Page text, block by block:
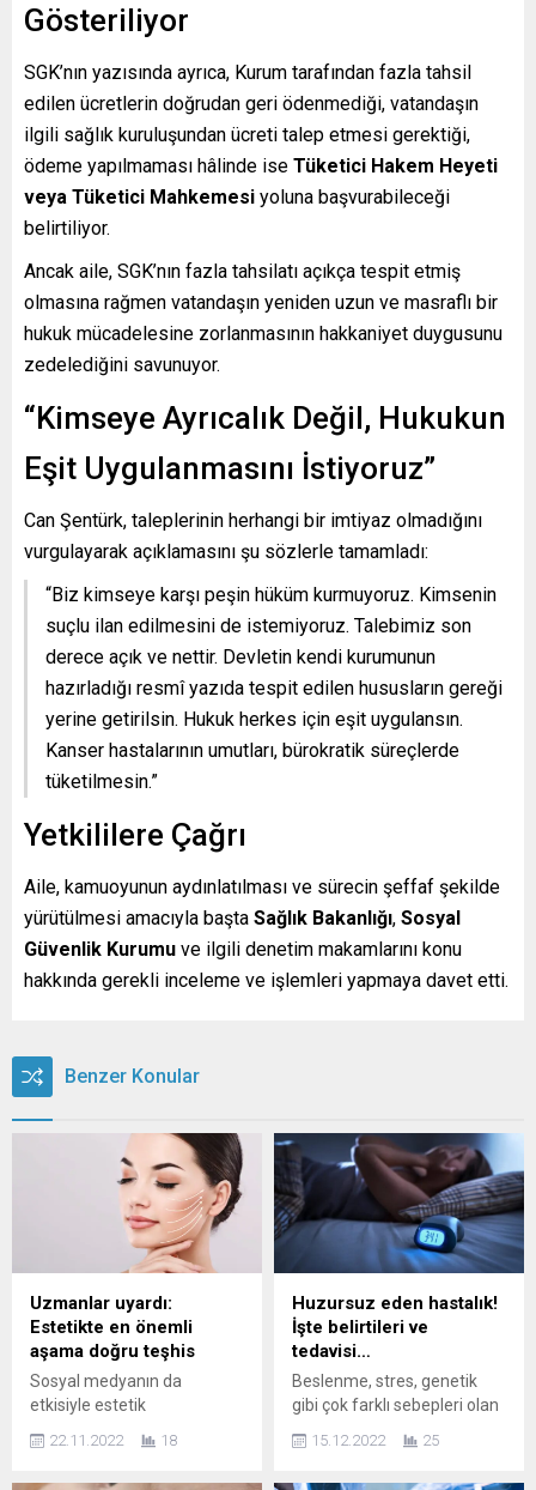
Gösteriliyor
SGK’nın yazısında ayrıca, Kurum tarafından fazla tahsil
edilen ücretlerin doğrudan geri ödenmediği, vatandaşın
ilgili sağlık kuruluşundan ücreti talep etmesi gerektiği,
ödeme yapılmaması hâlinde ise Tüketici Hakem Heyeti
veya Tüketici Mahkemesi yoluna başvurabileceği
belirtiliyor.
Ancak aile, SGK’nın fazla tahsilatı açıkça tespit etmiş
olmasına rağmen vatandaşın yeniden uzun ve masraflı bir
hukuk mücadelesine zorlanmasının hakkaniyet duygusunu
zedelediğini savunuyor.
“Kimseye Ayrıcalık Değil, Hukukun
Eşit Uygulanmasını İstiyoruz”
Can Şentürk, taleplerinin herhangi bir imtiyaz olmadığını
vurgulayarak açıklamasını şu sözlerle tamamladı:
“Biz kimseye karşı peşin hüküm kurmuyoruz. Kimsenin
suçlu ilan edilmesini de istemiyoruz. Talebimiz son
derece açık ve nettir. Devletin kendi kurumunun
hazırladığı resmî yazıda tespit edilen hususların gereği
yerine getirilsin. Hukuk herkes için eşit uygulansın.
Kanser hastalarının umutları, bürokratik süreçlerde
tüketilmesin.”
Yetkililere Çağrı
Aile, kamuoyunun aydınlatılması ve sürecin şeffaf şekilde
yürütülmesi amacıyla başta Sağlık Bakanlığı, Sosyal
Güvenlik Kurumu ve ilgili denetim makamlarını konu
hakkında gerekli inceleme ve işlemleri yapmaya davet etti.
Benzer Konular
Uzmanlar uyardı:
Estetikte en önemli
aşama doğru teşhis
Sosyal medyanın da
etkisiyle estetik
artarken, insanların yüzünde
22.11.2022 18
Huzursuz eden hastalık!
İşte belirtileri ve
tedavisi…
Beslenme, stres, genetik
gibi çok farklı sebepleri olan
Sendromu(IBS) sindirim
15.12.2022 25